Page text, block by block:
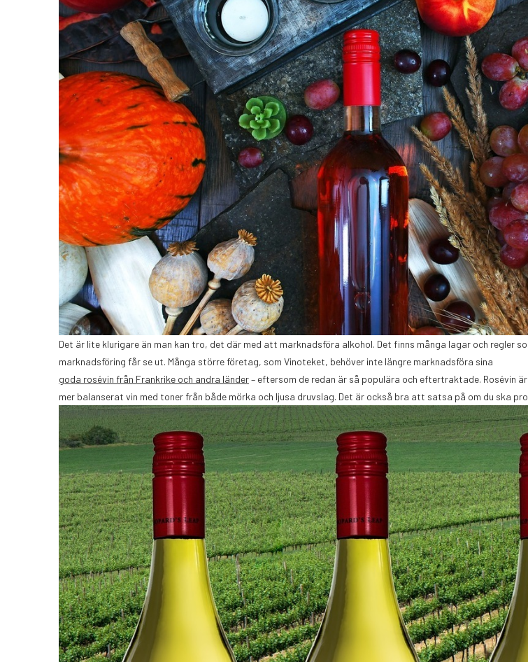
Det är lite klurigare än man kan tro, det där med att marknadsföra alkohol. Det finns många lagar och regler
marknadsföring får se ut. Många större företag, som Vinoteket, behöver inte längre marknadsföra sina
goda rosévin från Frankrike och andra länder– eftersom de redan är så populära och eftertraktade. Rosévin
mer balanserat vin med toner från både mörka och ljusa druvslag. Det är också bra att satsa på om du ska